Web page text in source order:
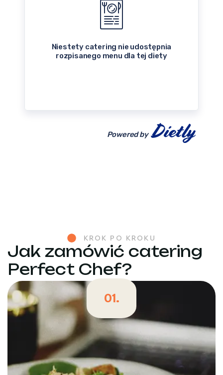
Niestety catering nie udostępnia
rozpisanego menu dla tej diety
Powered by
KROK PO KROKU
Jak zamówić catering
Perfect Chef?
01.